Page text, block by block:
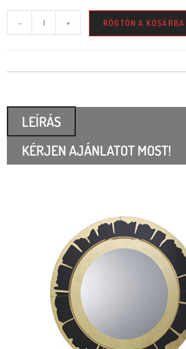
- + RÖGTÖN A KOSÁRBA
LEÍRÁS
KÉRJEN AJÁNLATOT MOST!